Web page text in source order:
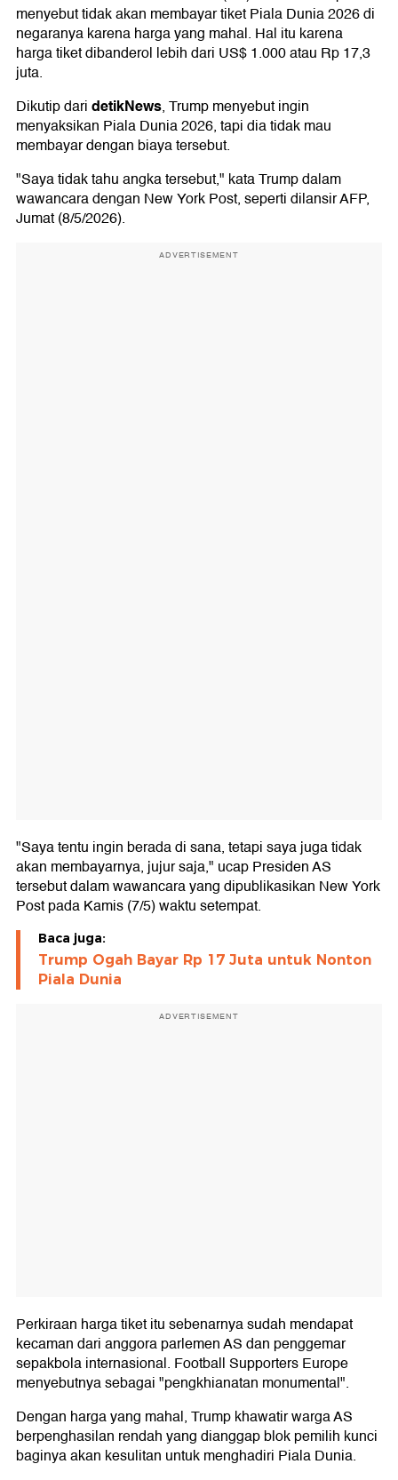
menyebut tidak akan membayar tiket Piala Dunia 2026 di
negaranya karena harga yang mahal. Hal itu karena
harga tiket dibanderol lebih dari US$ 1.000 atau Rp 17,3
juta.
Dikutip daridetikNews, Trump menyebut ingin
menyaksikan Piala Dunia 2026, tapi dia tidak mau
membayar dengan biaya tersebut.
"Saya tidak tahu angka tersebut," kata Trump dalam
wawancara dengan New York Post, seperti dilansir AFP,
Jumat (8/5/2026).
ADVERTISEMENT
"Saya tentu ingin berada di sana, tetapi saya juga tidak
akan membayarnya, jujur saja," ucap Presiden AS
tersebut dalam wawancara yang dipublikasikan New York
Post pada Kamis (7/5) waktu setempat.
Baca juga:
Trump Ogah Bayar Rp 17 Juta untuk Nonton
Piala Dunia
ADVERTISEMENT
Perkiraan harga tiket itu sebenarnya sudah mendapat
kecaman dari anggora parlemen AS dan penggemar
sepakbola internasional. Football Supporters Europe
menyebutnya sebagai "pengkhianatan monumental".
Dengan harga yang mahal, Trump khawatir warga AS
berpenghasilan rendah yang dianggap blok pemilih kunci
baginya akan kesulitan untuk menghadiri Piala Dunia.